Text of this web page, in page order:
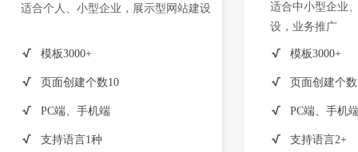
.
适合个人、小型企业，展示型网站建设
√ 模板3000+
√ 页面创建个数10
√ PC端、手机端
√ 支持语言1种
.
适合中小型企业
设，业务推广
√ 模板3000+
√ 页面创建个数
√ PC端、手机
√ 支持语言2+